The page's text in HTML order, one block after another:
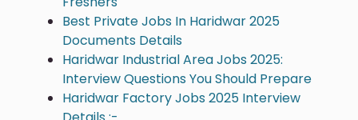
Best Private Jobs In Haridwar 2025
Documents Details
Haridwar Industrial Area Jobs 2025:
Interview Questions You Should Prepare
Haridwar Factory Jobs 2025 Interview